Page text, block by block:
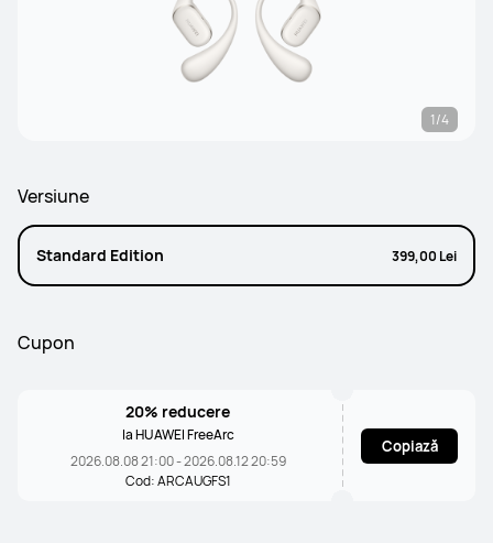
1/4
Versiune
Standard Edition 399,00 Lei
Cupon
20% reducere
la HUAWEI FreeArc
2026.08.08 21:00 - 2026.08.12 20:59
Cod: ARCAUGFS1
Copiază